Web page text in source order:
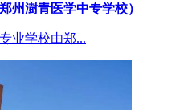
州澍青医学中专学校）
学校由郑...